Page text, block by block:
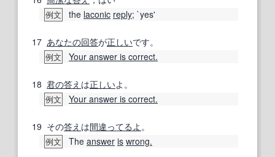
例文 the laconic reply; `yes'
17 あなたの回答が正しいです。
例文 Your answer is correct.
18 君の答え は正しいよ。
例文 Your answer is correct.
19 その答え は間違ってるよ 。
例文 The answer is wrong.